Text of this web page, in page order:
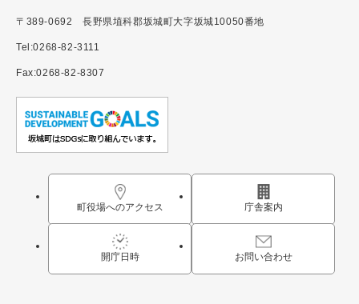
〒389-0692 長野県埴科郡坂城町大字坂城10050番地
Tel:0268-82-3111
Fax:0268-82-8307
町役場へのアクセス 庁舎案内
開庁日時 お問い合わせ